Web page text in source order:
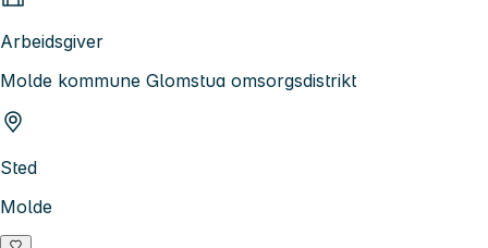
Arbeidsgiver
Molde kommune Glomstua omsorgsdistrikt
Sted
Molde